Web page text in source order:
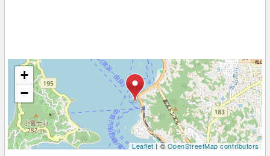
+
−
Leaflet| ©OpenStreetMap contributors